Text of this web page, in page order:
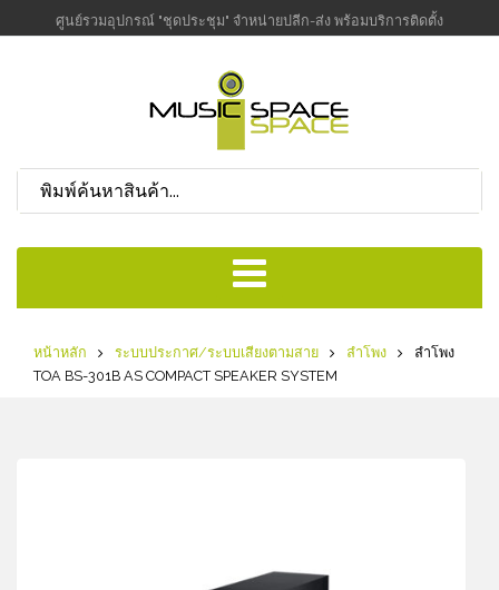
ศูนย์รวมอุปกรณ์ "ชุดประชุม" จำหน่ายปลีก-ส่ง พร้อมบริการติดตั้ง
หน้าหลัก ระบบประกาศ/ระบบเสียงตามสาย ลำโพง
ลำโพง
TOA BS-301B AS COMPACT SPEAKER SYSTEM